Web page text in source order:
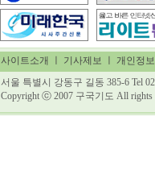
사이트소개 기사제보 ㅣ 개인정
서울 특별시 강동구 길동 385-6 Tel
Copyright ⓒ 2007 구국기도 All